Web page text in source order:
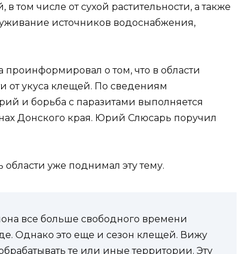
том числе от сухой растительности, а также
источников водоснабжения,
о том, что в области
укуса клещей. По сведениям
и борьба с паразитами выполняется
Донского края. Юрий Слюсарь поручил
уже поднимал эту тему.
все больше свободного времени
Однако это еще и сезон клещей. Вижу
те или иные территории. Эту